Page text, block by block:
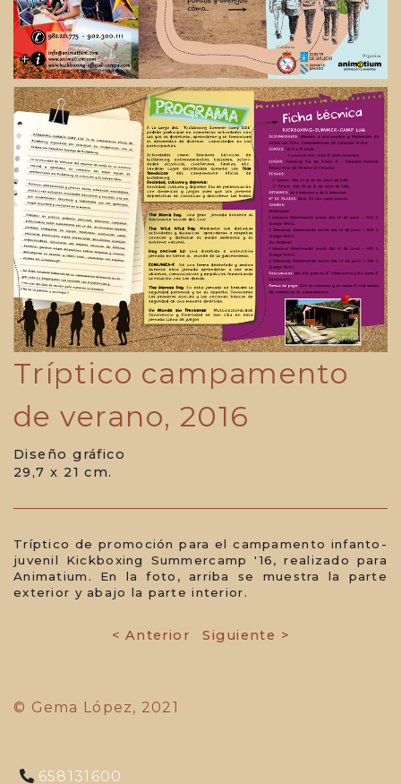
Tríptico campamento
de verano, 2016
Diseño gráfico
29,7 x 21 cm.
Tríptico de promoción para el campamento infanto-
juvenil Kickboxing Summercamp '16, realizado para
Animatium. En la foto, arriba se muestra la parte
exterior y abajo la parte interior.
< Anterior Siguiente >
© Gema López, 2021
658131600